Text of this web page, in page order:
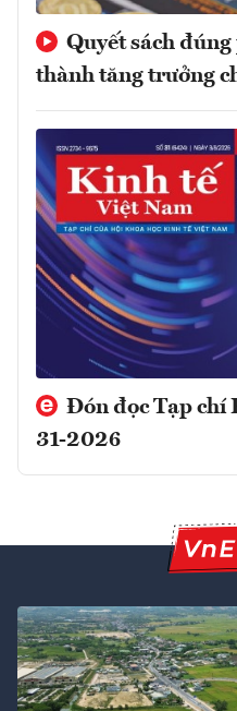
Quyết sách
thành tăng trưởng
Đón đọc Tạp chí
31-2026